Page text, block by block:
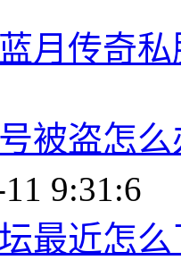
月传奇
被盗怎
9:31:6
最近怎